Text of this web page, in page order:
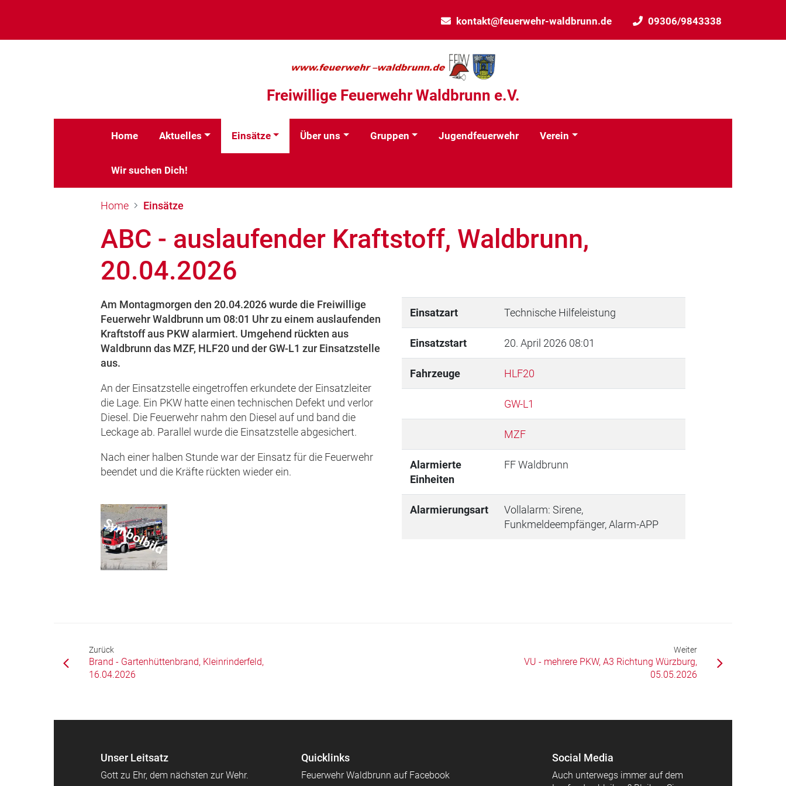
kontakt@feuerwehr-waldbrunn.de 09306/9843338
Freiwillige Feuerwehr Waldbrunn e.V.
Home Aktuelles Einsätze Über uns Gruppen Jugendfeuerwehr Verein
Wir suchen Dich!
Home Einsätze
ABC - auslaufender Kraftstoff, Waldbrunn,
20.04.2026
Am Montagmorgen den 20.04.2026 wurde die Freiwillige
Feuerwehr Waldbrunn um 08:01 Uhr zu einem auslaufenden
Kraftstoff aus PKW alarmiert. Umgehend rückten aus
Waldbrunn das MZF, HLF20 und der GW-L1 zur Einsatzstelle
aus.
An der Einsatzstelle eingetroffen erkundete der Einsatzleiter
die Lage. Ein PKW hatte einen technischen Defekt und verlor
Diesel. Die Feuerwehr nahm den Diesel auf und band die
Leckage ab. Parallel wurde die Einsatzstelle abgesichert.
Nach einer halben Stunde war der Einsatz für die Feuerwehr
beendet und die Kräfte rückten wieder ein.
Einsatzart Technische Hilfeleistung
Einsatzstart 20. April 2026 08:01
Fahrzeuge HLF20
GW-L1
MZF
Alarmierte
Einheiten
FF Waldbrunn
Alarmierungsart
Vollalarm: Sirene,
Funkmeldeempfänger, Alarm-APP
Zurück
Brand - Gartenhüttenbrand, Kleinrinderfeld,
16.04.2026
Weiter
VU - mehrere PKW, A3 Richtung Würzburg,
05.05.2026
Unser Leitsatz
Gott zu Ehr, dem nächsten zur Wehr.
Quicklinks
Feuerwehr Waldbrunn auf Facebook
Social Media
Auch unterwegs immer auf dem